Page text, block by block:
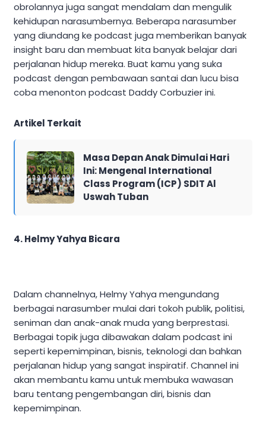
obrolannya juga sangat mendalam dan mengulik
kehidupan narasumbernya. Beberapa narasumber
yang diundang ke podcast juga memberikan banyak
insight baru dan membuat kita banyak belajar dari
perjalanan hidup mereka. Buat kamu yang suka
podcast dengan pembawaan santai dan lucu bisa
coba menonton podcast Daddy Corbuzier ini.
Artikel Terkait
Masa Depan Anak Dimulai Hari
Ini: Mengenal International
Class Program (ICP) SDIT Al
Uswah Tuban
4. Helmy Yahya Bicara
Dalam channelnya, Helmy Yahya mengundang
berbagai narasumber mulai dari tokoh publik, politisi,
seniman dan anak-anak muda yang berprestasi.
Berbagai topik juga dibawakan dalam podcast ini
seperti kepemimpinan, bisnis, teknologi dan bahkan
perjalanan hidup yang sangat inspiratif. Channel ini
akan membantu kamu untuk membuka wawasan
baru tentang pengembangan diri, bisnis dan
kepemimpinan.